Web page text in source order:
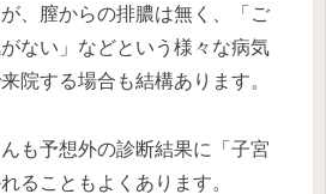
、膣からの排膿は無く、「ご
ない」などという様々な病気
院する場合も結構あります。
も予想外の診断結果に「子宮
ることもよくあります。